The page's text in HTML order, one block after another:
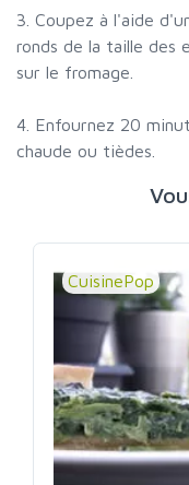
3. Coupez à l'aide
ronds de la taille des
sur le fromage.
4. Enfournez 20
chaude ou tièdes.
CuisinePop